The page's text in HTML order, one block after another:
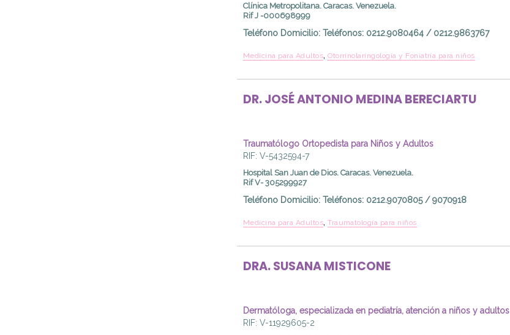
Clínica Metropolitana. Caracas. Venezuela.
Rif J -000698999
Teléfono Domicilio: Teléfonos: 0212.9080464 / 0212.9863767
Medicina para Adultos,Otorrinolaringología y Foniatría para niños
DR.JOSÉ ANTONIO MEDINA BERECIARTU
Traumatólogo Ortopedista para Niños y Adultos
RIF: V-5432594-7
Hospital San Juan de Dios. Caracas. Venezuela.
Rif V- 305299927
Teléfono Domicilio: Teléfonos: 0212.9070805 / 9070918
Medicina para Adultos,Traumatología para niños
DRA.SUSANAMISTICONE
Dermatóloga, especializada en pediatría, atención a niños y adultos
RIF: V-11929605-2